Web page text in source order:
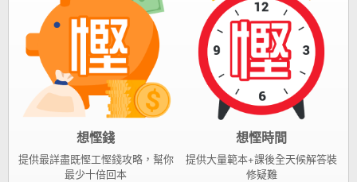
想慳錢
提供最詳盡既慳工慳錢攻略，幫你
最少十倍回本
想慳時間
提供大量範本+課後全天候解答裝
修疑難